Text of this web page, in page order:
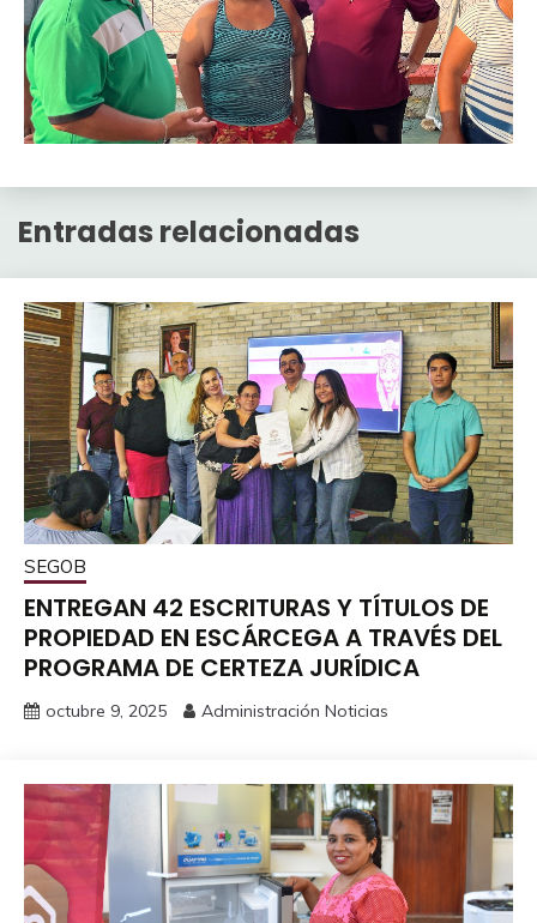
Entradas relacionadas
SEGOB
ENTREGAN 42 ESCRITURAS Y TÍTULOS DE
PROPIEDAD EN ESCÁRCEGA A TRAVÉS DEL
PROGRAMA DE CERTEZA JURÍDICA
octubre 9, 2025 Administración Noticias